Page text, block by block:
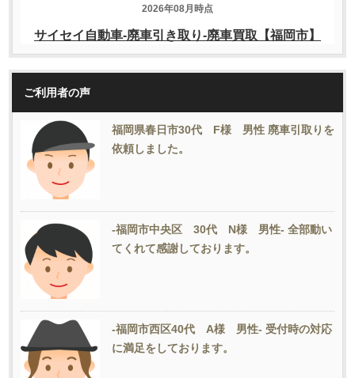
ご利用者の声
福岡県春日市30代 F様 男性 廃車引取りを
依頼しました。
-福岡市中央区 30代 N様 男性- 全部動い
てくれて感謝しております。
-福岡市西区40代 A様 男性- 受付時の対応
に満足をしております。